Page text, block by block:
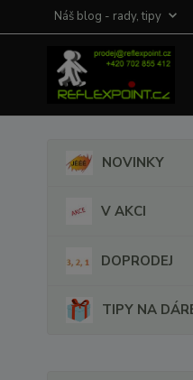
Náš blog - rady, tipy
NOVINKY
V AKCI
DOPRODEJ
TIPY NA